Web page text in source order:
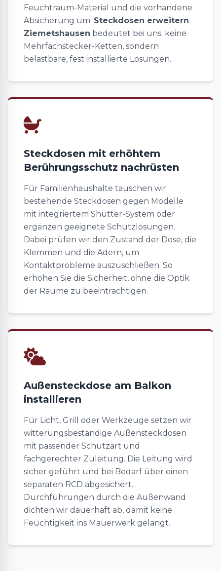
Feuchtraum-Material und die vorhandene
Absicherung um. Steckdosen erweitern
Ziemetshausen bedeutet bei uns: keine
Mehrfachstecker-Ketten, sondern
belastbare, fest installierte Lösungen.
Steckdosen mit erhöhtem
Berührungsschutz nachrüsten
Für Familienhaushalte tauschen wir
bestehende Steckdosen gegen Modelle
mit integriertem Shutter-System oder
ergänzen geeignete Schutzlösungen.
Dabei prüfen wir den Zustand der Dose, die
Klemmen und die Adern, um
Kontaktprobleme auszuschließen. So
erhöhen Sie die Sicherheit, ohne die Optik
der Räume zu beeinträchtigen.
Außensteckdose am Balkon
installieren
Für Licht, Grill oder Werkzeuge setzen wir
witterungsbeständige Außensteckdosen
mit passender Schutzart und
fachgerechter Zuleitung. Die Leitung wird
sicher geführt und bei Bedarf über einen
separaten RCD abgesichert.
Durchführungen durch die Außenwand
dichten wir dauerhaft ab, damit keine
Feuchtigkeit ins Mauerwerk gelangt.